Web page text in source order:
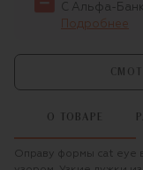
С Альфа-
Подробнее
О ТОВАРЕ
Оправу формы cat eye